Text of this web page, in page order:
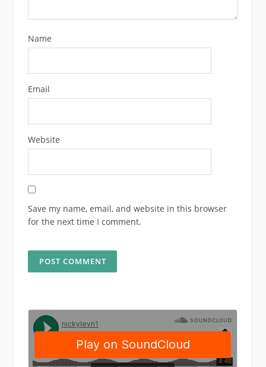
Name
Email
Website
Save my name, email, and website in this browser
for the next time I comment.